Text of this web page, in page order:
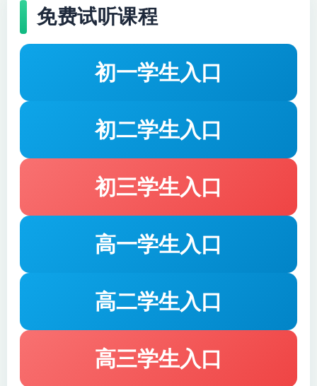
免费试听课程
初一学生入口
初二学生入口
初三学生入口
高一学生入口
高二学生入口
高三学生入口